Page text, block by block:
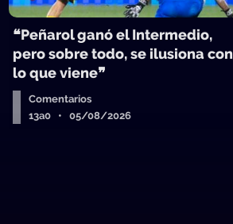
❝Peñarol ganó el Intermedio,
pero sobre todo, se ilusiona con
lo que viene❞
Comentarios
13a0 • 05/08/2026